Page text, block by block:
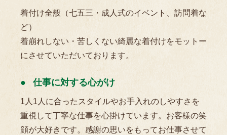
着付け全般（七五三・成人式のイベント、訪問着な
ど）
着崩れしない・苦しくない綺麗な着付けをモットー
にさせていただいております。
仕事に対する心がけ
1人1人に合ったスタイルやお手入れのしやすさを
重視して丁寧な仕事を心掛けています。お客様の笑
顔が大好きです。感謝の思いをもってお仕事させて